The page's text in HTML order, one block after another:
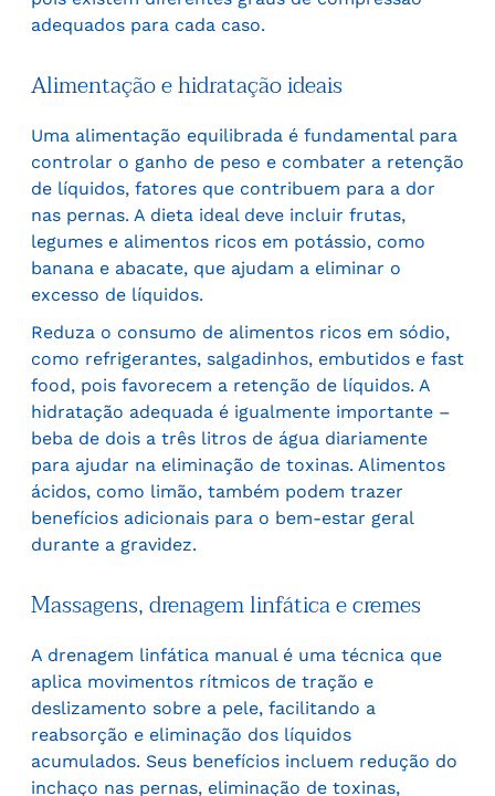
adequados para cada caso.
Alimentação e hidratação ideais
Uma alimentação equilibrada é fundamental para
controlar o ganho de peso e combater a retenção
de líquidos, fatores que contribuem para a dor
nas pernas. A dieta ideal deve incluir frutas,
legumes e alimentos ricos em potássio, como
banana e abacate, que ajudam a eliminar o
excesso de líquidos.
Reduza o consumo de alimentos ricos em sódio,
como refrigerantes, salgadinhos, embutidos e fast
food, pois favorecem a retenção de líquidos. A
hidratação adequada é igualmente importante –
beba de dois a três litros de água diariamente
para ajudar na eliminação de toxinas. Alimentos
ácidos, como limão, também podem trazer
benefícios adicionais para o bem-estar geral
durante a gravidez.
Massagens, drenagem linfática e cremes
A drenagem linfática manual é uma técnica que
aplica movimentos rítmicos de tração e
deslizamento sobre a pele, facilitando a
reabsorção e eliminação dos líquidos
acumulados. Seus benefícios incluem redução do
inchaço nas pernas, eliminação de toxinas,